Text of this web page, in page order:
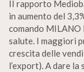
II rapporto
in aumento del
comando
salute. I maggiori
crescita delle
l’export). A dare